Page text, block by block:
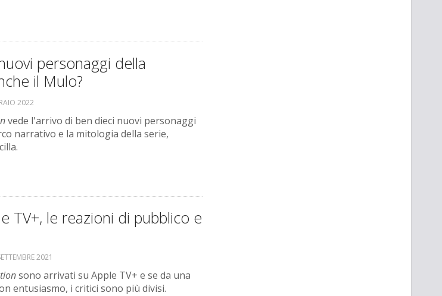
personaggi della
il Mulo?
2022
vede l'arrivo di ben dieci nuovi personaggi
narrativo e la mitologia della serie,
TV+, le reazioni di pubblico e
2021
sono arrivati su Apple TV+ e se da una
entusiasmo, i critici sono più divisi.